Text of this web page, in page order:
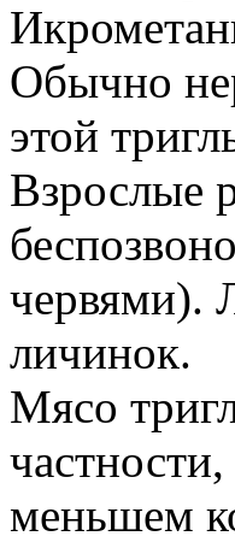
Обычно
этой
Взрослые
червями).
личинок.
Мясо
меньшем